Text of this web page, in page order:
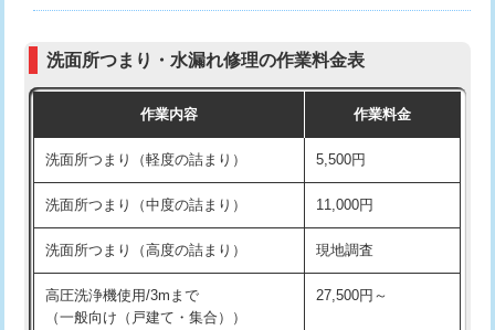
モルタル補修（厚さ10㎝まで） 27,500円
モルタル補修（厚さ10㎝超え） 38,500円
洗面台設置 38,500円
バスタブ設置 現場見積
追加人工 16,500円
（P/S/ポップアップ））
交換・取付（その他部品） 11,000円+材料費
持込商品取付（単水栓） 13,200円
持込商品取付（混合水栓） 16,500円
持込商品取付（浄水器・分岐水栓） 16,500円
給水管工事※（ホール加工) 16,500円
給水管工事※（バンド止め)
洗面所つまり・水漏れ修理の作業料金表
作業内容 作業料金
洗面所つまり（軽度の詰まり） 5,500円
洗面所つまり（中度の詰まり） 11,000円
洗面所つまり（高度の詰まり） 現地調査
高圧洗浄機使用/3mまで
（一般向け（戸建て・集合））
27,500円～